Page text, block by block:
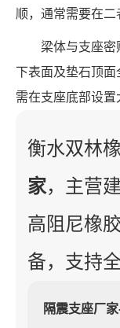
顺，通常需要在
梁体与支座
下表面及垫石顶
需在支座底部设
衡水双林
家，主营
高阻尼橡
备，支持
隔震支座厂